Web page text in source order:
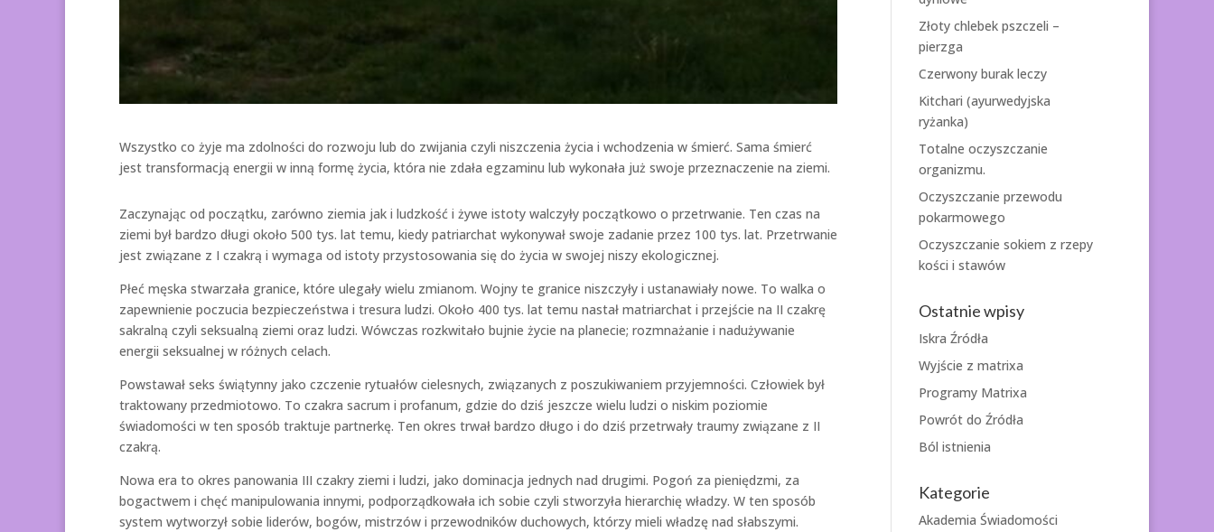
Wszystko co żyje ma zdolności do rozwoju lub do zwijania czyli niszczenia życia i wchodzenia w śmierć. Sama śmierć
jest transformacją energii w inną formę życia, która nie zdała egzaminu lub wykonała już swoje przeznaczenie na ziemi.
Zaczynając od początku, zarówno ziemia jak i ludzkość i żywe istoty walczyły początkowo o przetrwanie. Ten czas na
ziemi był bardzo długi około 500 tys. lat temu, kiedy patriarchat wykonywał swoje zadanie przez 100 tys. lat. Przetrwanie
jest związane z I czakrą i wymaga od istoty przystosowania się do życia w swojej niszy ekologicznej.
Płeć męska stwarzała granice, które ulegały wielu zmianom. Wojny te granice niszczyły i ustanawiały nowe. To walka o
zapewnienie poczucia bezpieczeństwa i tresura ludzi. Około 400 tys. lat temu nastał matriarchat i przejście na II czakrę
sakralną czyli seksualną ziemi oraz ludzi. Wówczas rozkwitało bujnie życie na planecie; rozmnażanie i nadużywanie
energii seksualnej w różnych celach.
Powstawał seks świątynny jako czczenie rytuałów cielesnych, związanych z poszukiwaniem przyjemności. Człowiek był
traktowany przedmiotowo. To czakra sacrum i profanum, gdzie do dziś jeszcze wielu ludzi o niskim poziomie
świadomości w ten sposób traktuje partnerkę. Ten okres trwał bardzo długo i do dziś przetrwały traumy związane z II
czakrą.
Nowa era to okres panowania III czakry ziemi i ludzi, jako dominacja jednych nad drugimi. Pogoń za pieniędzmi, za
bogactwem i chęć manipulowania innymi, podporządkowała ich sobie czyli stworzyła hierarchię władzy. W ten sposób
system wytworzył sobie liderów, bogów, mistrzów i przewodników duchowych, którzy mieli władzę nad słabszymi.
Złoty chlebek pszczeli –
pierzga
Czerwony burak leczy
Kitchari (ayurwedyjska
ryżanka)
Totalne oczyszczanie
organizmu.
Oczyszczanie przewodu
pokarmowego
Oczyszczanie sokiem z rzepy
kości i stawów
Ostatnie wpisy
Iskra Źródła
Wyjście z matrixa
Programy Matrixa
Powrót do Źródła
Ból istnienia
Kategorie
Akademia Świadomości